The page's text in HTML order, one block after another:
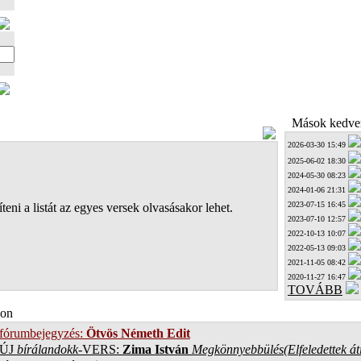
a listát az egyes versek olvasásakor lehet.
Mások
2026-03-30 15:49
2025-06-02 18:30
2024-05-30 08:23
2024-01-06 21:31
2023-07-15 16:45
2023-07-10 12:57
2022-10-13 10:07
2022-05-13 09:03
2021-11-05 08:42
2020-11-27 16:47
TOVÁBB
Ötvös Németh Edit
bírálandokk-VERS: Zima István Megkönnyebbülés(Elfeledettek